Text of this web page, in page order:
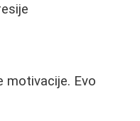
motivacije. Evo